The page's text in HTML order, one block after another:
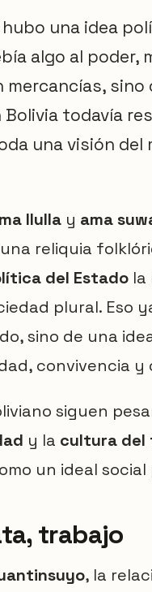
una idea
algo al poder,
mercancías, sino
todavía
una visión del
llulla y ama
reliquia
del Estado la
plural. Eso
sino de una
convivencia y
siguen
y la cultura del
un ideal
trabajo
, la